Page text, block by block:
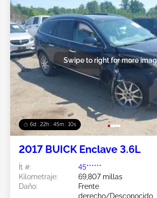
6d : 22h : 45m : 09s
Swipe to right for more
2017 BUICK Enclave 3.6L
Ít #:
45******
Kilometraje:
69,807 millas
Daño:
Frente
derecho/Desconocido